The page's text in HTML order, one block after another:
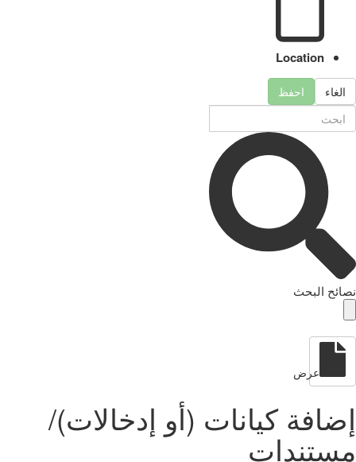
Location
الغاء احفظ
نصائح البحث
عرض
إضافة كيانات (أو إدخالات)/
مستندات